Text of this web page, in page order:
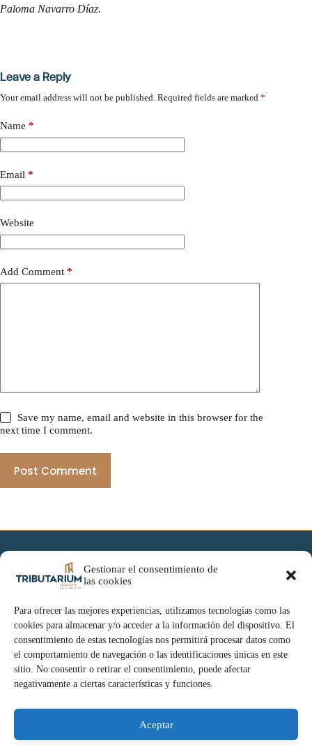
Gestionar el consentimiento de
las cookies
Para ofrecer las mejores experiencias, utilizamos tecnologías como las
cookies para almacenar y/o acceder a la información del dispositivo. El
consentimiento de estas tecnologías nos permitirá procesar datos como
el comportamiento de navegación o las identificaciones únicas en este
sitio. No consentir o retirar el consentimiento, puede afectar
negativamente a ciertas características y funciones.
Aceptar
Paloma Navarro Díaz.
Leave a Reply
Your email address will not be published. Required fields are marked *
Name *
Email *
Website
Add Comment *
Save my name, email and website in this browser for the
next time I comment.
Post Comment
Especialidades
Tributarium blog
Contacto